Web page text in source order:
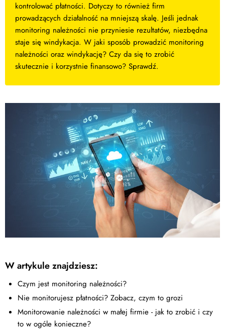
kontrolować płatności. Dotyczy to również firm
prowadzących działalność na mniejszą skalę. Jeśli jednak
monitoring należności nie przyniesie rezultatów, niezbędna
staje się windykacja. W jaki sposób prowadzić monitoring
należności oraz windykację? Czy da się to zrobić
skutecznie i korzystnie finansowo? Sprawdź.
W artykule znajdziesz:
Czym jest monitoring należności?
Nie monitorujesz płatności? Zobacz, czym to grozi
Monitorowanie należności w małej firmie - jak to zrobić i czy
to w ogóle konieczne?